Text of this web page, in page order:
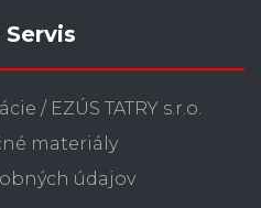
/ EZÚS TATRY s.r.o.
materiály
údajov